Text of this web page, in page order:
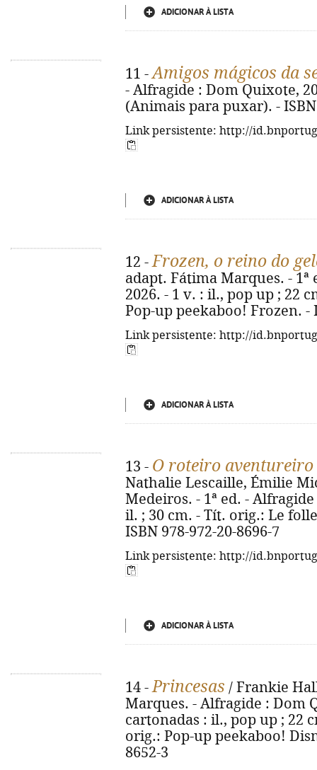
ADICIONAR À LISTA
11 -Amigos mágicos da
- Alfragide : Dom Quixote,
(Animais para puxar). - ISBN
Link persistente: http://
ADICIONAR À LISTA
12 -Frozen, o reino do
adapt. Fátima Marques. -
2026. - 1 v. : il., pop up ; 22
Pop-up peekaboo! Frozen. -
Link persistente: http://
ADICIONAR À LISTA
13 - O roteiro
Nathalie Lescaille, Émilie
Medeiros. - 1ª ed. -
il. ; 30 cm. - Tít. orig.: Le
ISBN 978-972-20-8696-7
Link persistente: http://
ADICIONAR À LISTA
14 -Princesas / Frankie
Marques. - Alfragide : Dom
cartonadas : il., pop up ; 22
orig.: Pop-up peekaboo!
8652-3